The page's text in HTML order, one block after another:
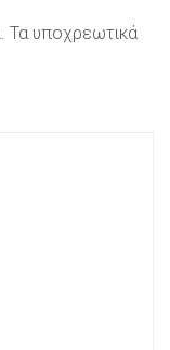
Τα υποχρεωτικά